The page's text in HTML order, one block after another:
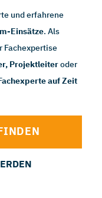
und erfahrene
Einsätze. Als
Fachexpertise
Projektleiteroder
Fachexperte auf Zeit